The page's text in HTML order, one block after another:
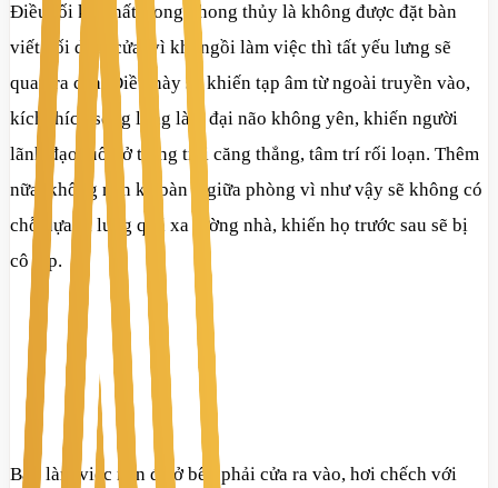
Điều tối kỵ nhất trong phong thủy là không được đặt bàn
viết đối diện cửa, vì khi ngồi làm việc thì tất yếu lưng sẽ
quay ra cửa. Điều này sẽ khiến tạp âm từ ngoài truyền vào,
kích thích sống lưng làm đại não không yên, khiến người
lãnh đạo luôn ở trạng trái căng thẳng, tâm trí rối loạn. Thêm
nữa, không nên kê bàn ở giữa phòng vì như vậy sẽ không có
chỗ dựa vì lưng quá xa tường nhà, khiến họ trước sau sẽ bị
cô lập.
Bàn làm việc nên để ở bên phải cửa ra vào, hơi chếch với